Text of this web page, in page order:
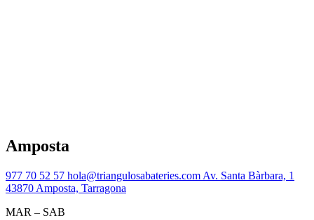
Amposta
977 70 52 57 hola@triangulosabateries.com Av. Santa Bàrbara, 1
43870 Amposta, Tarragona
MAR – SAB